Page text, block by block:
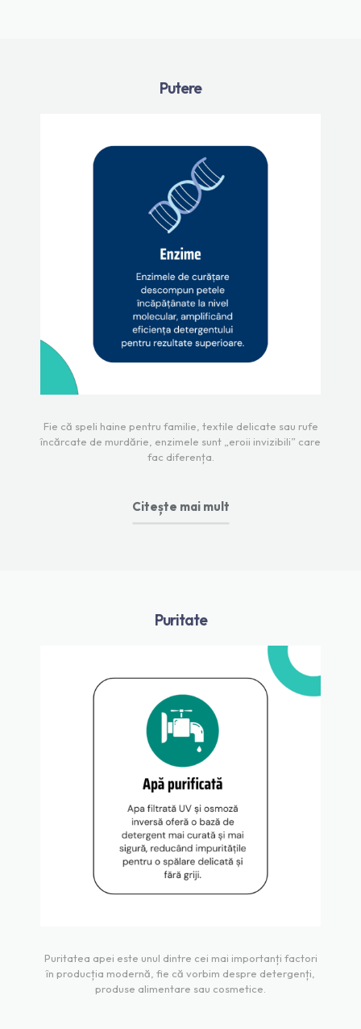
Putere
Fie că speli haine pentru familie, textile delicate sau rufe
încărcate de murdărie, enzimele sunt „eroii invizibili” care
fac diferența.
Citește mai mult
Puritate
Puritatea apei este unul dintre cei mai importanți factori
în producția modernă, fie că vorbim despre detergenți,
produse alimentare sau cosmetice.